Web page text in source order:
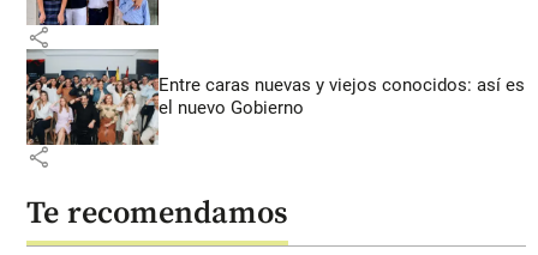
share
Entre caras nuevas y viejos conocidos: así es
el nuevo Gobierno
share
Te recomendamos